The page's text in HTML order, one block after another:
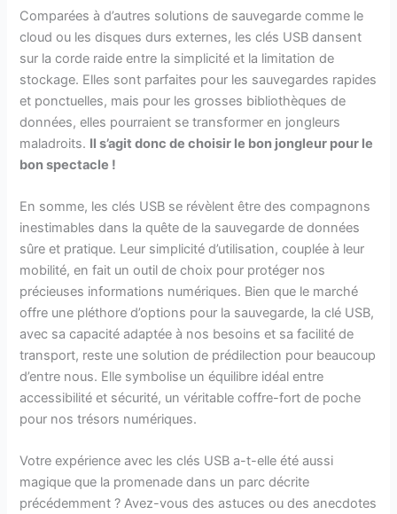
Comparées à d’autres solutions de sauvegarde comme le
cloud ou les disques durs externes, les clés USB dansent
sur la corde raide entre la simplicité et la limitation de
stockage. Elles sont parfaites pour les sauvegardes rapides
et ponctuelles, mais pour les grosses bibliothèques de
données, elles pourraient se transformer en jongleurs
maladroits. Il s’agit donc de choisir le bon jongleur pour le
bon spectacle !
En somme, les clés USB se révèlent être des compagnons
inestimables dans la quête de la sauvegarde de données
sûre et pratique. Leur simplicité d’utilisation, couplée à leur
mobilité, en fait un outil de choix pour protéger nos
précieuses informations numériques. Bien que le marché
offre une pléthore d’options pour la sauvegarde, la clé USB,
avec sa capacité adaptée à nos besoins et sa facilité de
transport, reste une solution de prédilection pour beaucoup
d’entre nous. Elle symbolise un équilibre idéal entre
accessibilité et sécurité, un véritable coffre-fort de poche
pour nos trésors numériques.
Votre expérience avec les clés USB a-t-elle été aussi
magique que la promenade dans un parc décrite
précédemment ? Avez-vous des astuces ou des anecdotes